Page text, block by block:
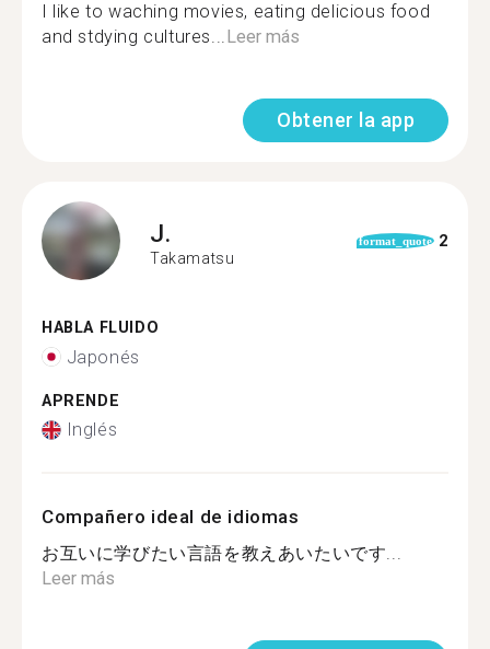
I like to waching movies, eating delicious food
and stdying cultures...Leer más
Obtener la app
J.
Takamatsu
format_quote 2
HABLA FLUIDO
Japonés
APRENDE
Inglés
Compañero ideal de idiomas
お互いに学びたい言語を教えあいたいです...
Leer más